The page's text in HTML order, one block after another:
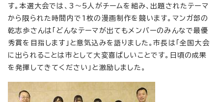
す。本選大会では、3～5人がチームを組み、出題されたテーマ
から限られた時間内で1枚の漫画制作を競います。マンガ部の
乾志歩さんは「どんなテーマが出てもメンバーのみんなで最優
秀賞を目指します」と意気込みを語りました。市長は「全国大会
に出られることは市として大変喜ばしいことです。日頃の成果
を発揮してきてください」と激励しました。